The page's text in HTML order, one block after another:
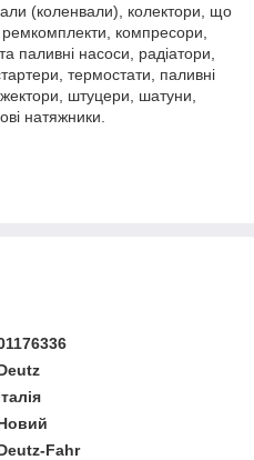
(коленвали), колектори, що
ремкомплекти, компресори,
паливні насоси, радіатори,
термостати, паливні
штуцери, шатуни,
натяжники.
Fahr